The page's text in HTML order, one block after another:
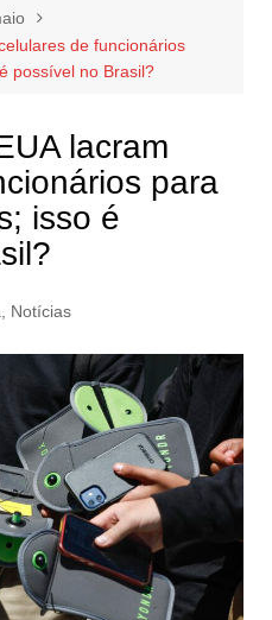
de funcionários
possível no Brasil?
lacram
para
isso é
Notícias